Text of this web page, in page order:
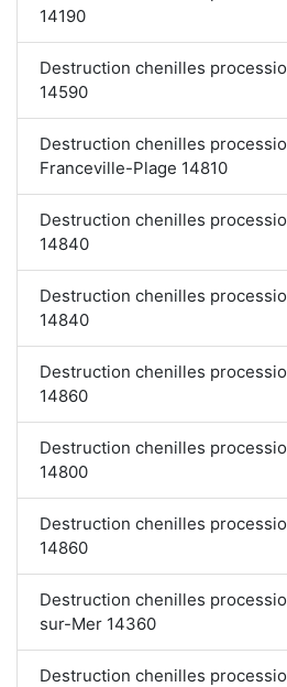
14190
Destruction chenilles
14590
Destruction chenilles
Franceville-Plage 14810
Destruction chenilles
14840
Destruction chenilles
14840
Destruction chenilles
14860
Destruction chenilles
14800
Destruction chenilles
14860
Destruction chenilles
sur-Mer 14360
Destruction chenilles